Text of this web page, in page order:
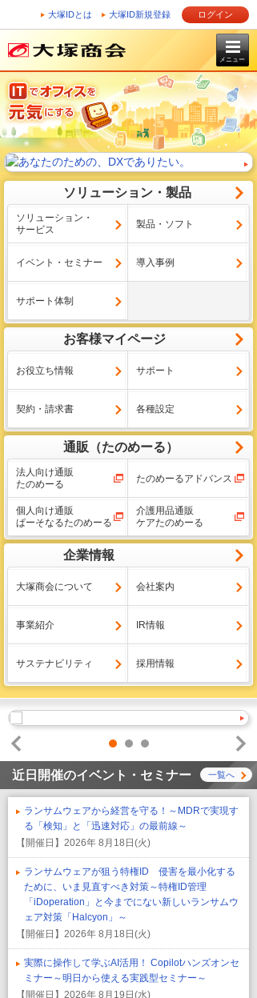
大塚IDとは 大塚ID新規登録 ログイン
メニュー
ソリューション・製品
ソリューション・
サービス
製品・ソフト
イベント・セミナー 導入事例
サポート体制
お客様マイページ
お役立ち情報 サポート
契約・請求書 各種設定
通販（たのめーる）
法人向け通販
たのめーる
たのめーるアドバンス
個人向け通販
ぱーそなるたのめーる
介護用品通販
ケアたのめーる
企業情報
大塚商会について 会社案内
事業紹介 IR情報
サステナビリティ 採用情報
1 2
3
Prev
Next
近日開催のイベント・セミナー 一覧へ
ランサムウェアから経営を守る！～MDRで実現す
る「検知」と「迅速対応」の最前線～
【開催日】 2026年 8月18日(火)
ランサムウェアが狙う特権ID 侵害を最小化する
ために、いま見直すべき対策～特権ID管理
「iDoperation」と今までにない新しいランサムウ
ェア対策「Halcyon」～
【開催日】 2026年 8月18日(火)
実際に操作して学ぶAI活用！ Copilotハンズオンセ
ミナー～明日から使える実践型セミナー～
【開催日】 2026年 8月19日(水)